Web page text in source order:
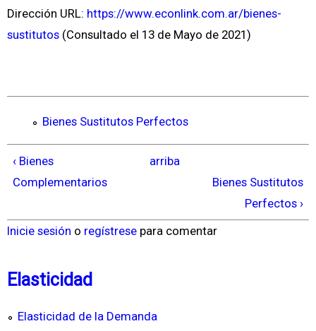
Dirección URL: https://www.econlink.com.ar/bienes-
sustitutos (Consultado el 13 de Mayo de 2021)
Bienes Sustitutos Perfectos
‹ Bienes
Complementarios
arriba
Bienes Sustitutos
Perfectos ›
Inicie sesión o regístrese para comentar
Elasticidad
Elasticidad de la Demanda